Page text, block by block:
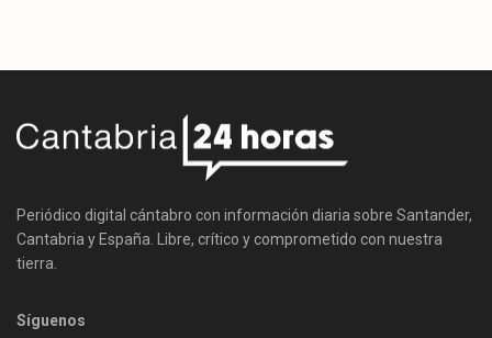
Periódico digital cántabro con información diaria sobre Santander,
Cantabria y España. Libre, crítico y comprometido con nuestra
tierra.
Síguenos